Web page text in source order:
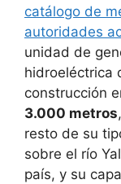
catálogo de
autoridades
unidad de
hidroeléctrica
construcción
3.000 metros
resto de su
sobre el río
país, y su